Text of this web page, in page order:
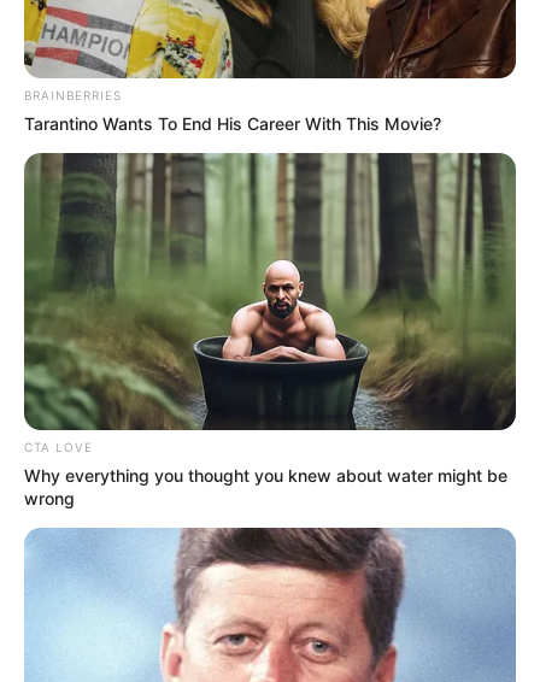
FACEBOOK ΑΡΈΣΕΙ
YOUTUBE ΕΓΓΡΑΦΕΊΤΕ
BRAINBERRIES
Tarantino Wants To End His Career With This Movie?
CTA LOVE
Why everything you thought you knew about water might be
wrong